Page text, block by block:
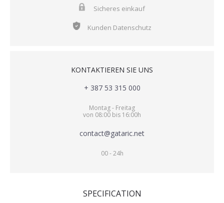
Sicheres einkauf
Kunden Datenschutz
KONTAKTIEREN SIE UNS
+ 387 53 315 000
Montag - Freitag
von 08:00 bis 16:00h
contact@gataric.net
00 - 24h
SPECIFICATION